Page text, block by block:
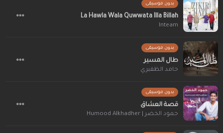
بدون موسيقى
La Hawla Wala Quwwata Illa Billah
Inteam
بدون موسيقى
طال المسير
حامد الظفيري
بدون موسيقى
قصة العشاق
حمود الخضر | Humood Alkhadher